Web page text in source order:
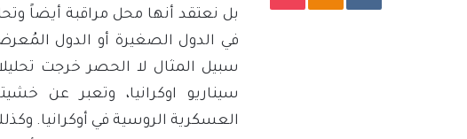
بل نعتقد أنها محل مراقبة أيضاً
في الدول الصغيرة أو الدول
سبيل المثال لا الحصر خرجت
سيناريو اوكرانيا، وتعبر عن
العسكرية الروسية في أوكرانيا.